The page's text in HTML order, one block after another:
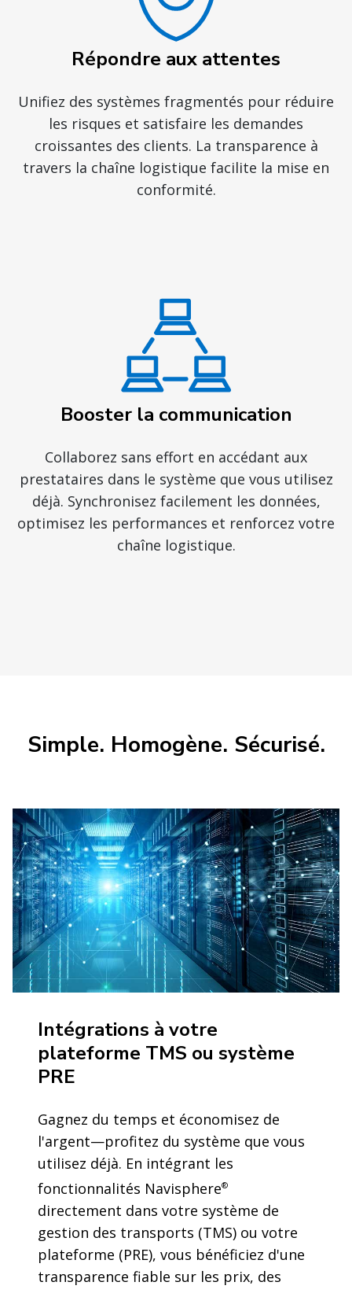
Répondre aux attentes
Unifiez des systèmes fragmentés pour réduire
les risques et satisfaire les demandes
croissantes des clients. La transparence à
travers la chaîne logistique facilite la mise en
conformité.
Booster la communication
Collaborez sans effort en accédant aux
prestataires dans le système que vous utilisez
déjà. Synchronisez facilement les données,
optimisez les performances et renforcez votre
chaîne logistique.
Simple. Homogène. Sécurisé.
Intégrations à votre
plateforme TMS ou système
PRE
Gagnez du temps et économisez de
l'argent—profitez du système que vous
utilisez déjà. En intégrant les
fonctionnalités Navisphere®
directement dans votre système de
gestion des transports (TMS) ou votre
plateforme (PRE), vous bénéficiez d'une
transparence fiable sur les prix, des